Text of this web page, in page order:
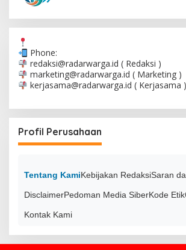
Phone:
redaksi@radarwarga.id ( Redaksi )
marketing@radarwarga.id ( Marketing )
kerjasama@radarwarga.id ( Kerjasama )
Profil Perusahaan
Tentang KamiKebijakan RedaksiSaran
DisclaimerPedoman Media SiberKode Etik
Kontak Kami